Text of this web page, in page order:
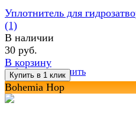
избранное сравнить
Уплотнитель для
(1)
В наличии
30 руб.
В корзину
Bohemia Hop